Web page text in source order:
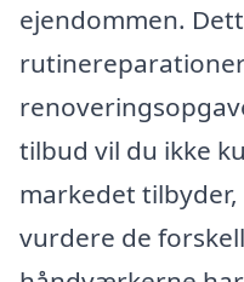
ejendommen.
tilbud vil du ikke
markedet
vurdere de